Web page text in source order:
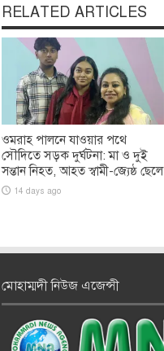
RELATED ARTICLES
ওমরাহ পালনে যাওয়ার পথে
সৌদিতে সড়ক দুর্ঘটনা: মা ও দুই
সন্তান নিহত, আহত স্বামী-জ্যেষ্ঠ ছেলে
14 days ago
মোহাম্মদী নিউজ এজেন্সী